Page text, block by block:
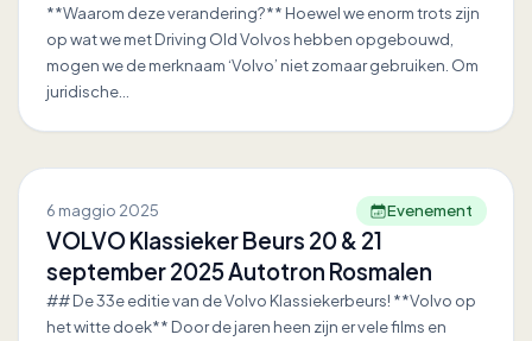
**Waarom deze verandering?** Hoewel we enorm trots zijn
op wat we met Driving Old Volvos hebben opgebouwd,
mogen we de merknaam ‘Volvo’ niet zomaar gebruiken. Om
juridische…
6 maggio 2025 Evenement
VOLVO Klassieker Beurs 20 & 21
september 2025 Autotron Rosmalen
## De 33e editie van de Volvo Klassiekerbeurs! **Volvo op
het witte doek** Door de jaren heen zijn er vele films en